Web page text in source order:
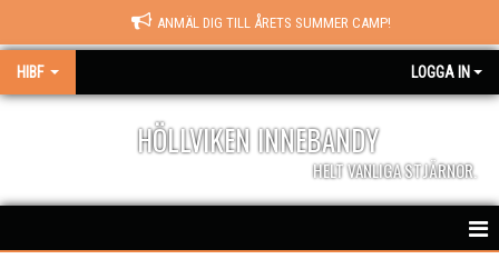
ANMÄL DIG TILL ÅRETS SUMMER CAMP!
HIBF LOGGA IN
HÖLLVIKEN INNEBANDY
HELT VANLIGA STJÄRNOR.